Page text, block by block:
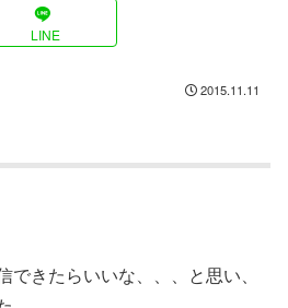
LINE
2015.11.11
きたらいいな、、、と思い、